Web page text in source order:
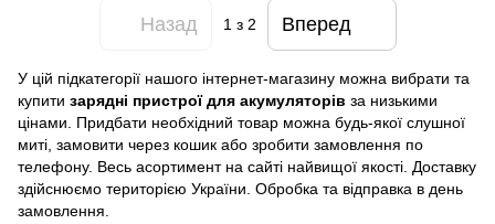
Назад 1 з 2 Вперед
У цій підкатегорії нашого інтернет-магазину можна вибрати та
купити зарядні пристрої для акумуляторів за низькими
цінами. Придбати необхідний товар можна будь-якої слушної
миті, замовити через кошик або зробити замовлення по
телефону. Весь асортимент на сайті найвищої якості. Доставку
здійснюємо територією України. Обробка та відправка в день
замовлення.